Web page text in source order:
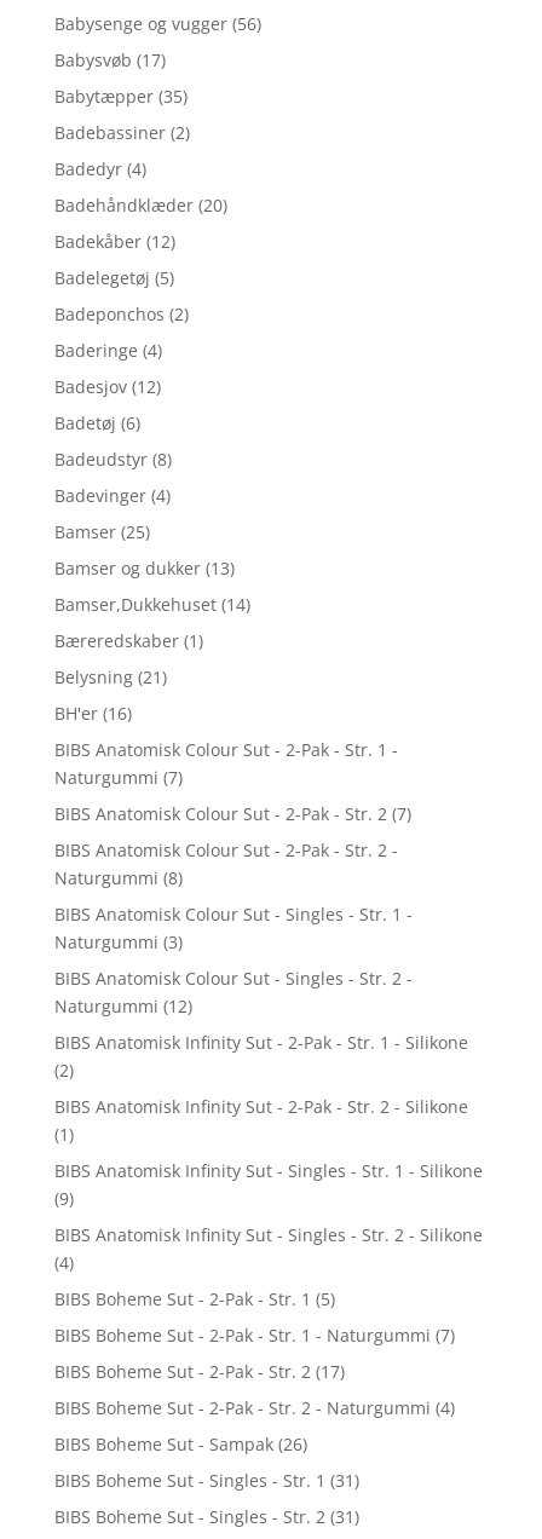
Babysenge og vugger (56)
Babysvøb (17)
Babytæpper (35)
Badebassiner (2)
Badedyr (4)
Badehåndklæder (20)
Badekåber (12)
Badelegetøj (5)
Badeponchos (2)
Baderinge (4)
Badesjov (12)
Badetøj (6)
Badeudstyr (8)
Badevinger (4)
Bamser (25)
Bamser og dukker (13)
Bamser,Dukkehuset (14)
Bæreredskaber (1)
Belysning (21)
BH'er (16)
BIBS Anatomisk Colour Sut - 2-Pak - Str. 1 -
Naturgummi (7)
BIBS Anatomisk Colour Sut - 2-Pak - Str. 2 (7)
BIBS Anatomisk Colour Sut - 2-Pak - Str. 2 -
Naturgummi (8)
BIBS Anatomisk Colour Sut - Singles - Str. 1 -
Naturgummi (3)
BIBS Anatomisk Colour Sut - Singles - Str. 2 -
Naturgummi (12)
BIBS Anatomisk Infinity Sut - 2-Pak - Str. 1 - Silikone
(2)
BIBS Anatomisk Infinity Sut - 2-Pak - Str. 2 - Silikone
(1)
BIBS Anatomisk Infinity Sut - Singles - Str. 1 - Silikone
(9)
BIBS Anatomisk Infinity Sut - Singles - Str. 2 - Silikone
(4)
BIBS Boheme Sut - 2-Pak - Str. 1 (5)
BIBS Boheme Sut - 2-Pak - Str. 1 - Naturgummi (7)
BIBS Boheme Sut - 2-Pak - Str. 2 (17)
BIBS Boheme Sut - 2-Pak - Str. 2 - Naturgummi (4)
BIBS Boheme Sut - Sampak (26)
BIBS Boheme Sut - Singles - Str. 1 (31)
BIBS Boheme Sut - Singles - Str. 2 (31)